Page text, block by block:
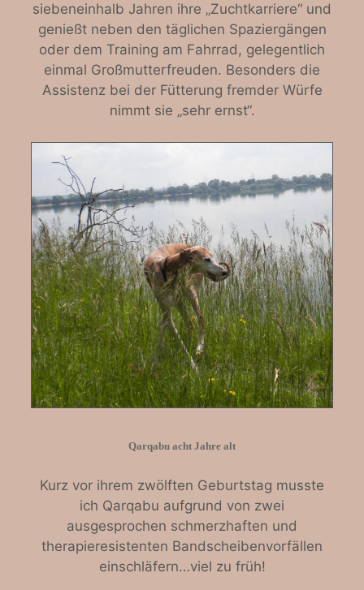
siebeneinhalb Jahren ihre „Zuchtkarriere“ und
genießt neben den täglichen Spaziergängen
oder dem Training am Fahrrad, gelegentlich
einmal Großmutterfreuden. Besonders die
Assistenz bei der Fütterung fremder Würfe
nimmt sie „sehr ernst“.
Qarqabu acht Jahre alt
Kurz vor ihrem zwölften Geburtstag musste
ich Qarqabu aufgrund von zwei
ausgesprochen schmerzhaften und
therapieresistenten Bandscheibenvorfällen
einschläfern…viel zu früh!